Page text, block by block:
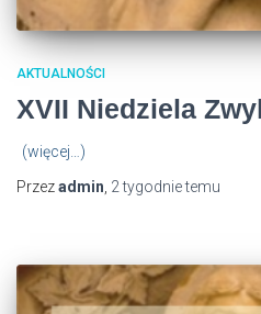
AKTUALNOŚCI
XVII Niedziela
(więcej…)
Przezadmin 2 tygodnietemu